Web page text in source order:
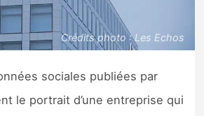
Crédits photo : Les Echos
sociales publiées par
le portrait d’une entreprise qui